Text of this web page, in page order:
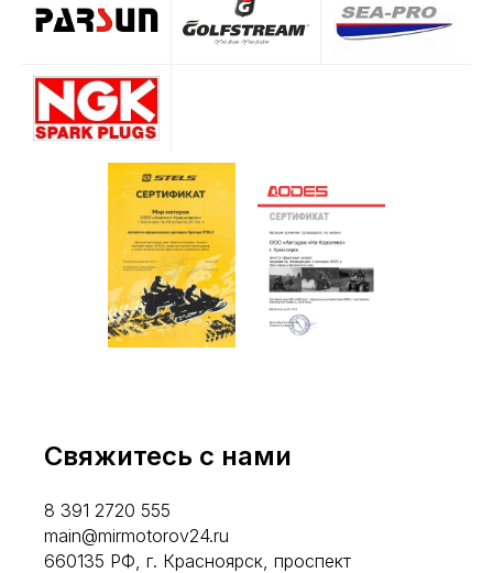
Свяжитесь с нами
8 391 2720 555
main@mirmotorov24.ru
660135 РФ, г. Красноярск, проспект